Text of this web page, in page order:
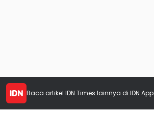
Baca artikel IDN Times lainnya di IDN App